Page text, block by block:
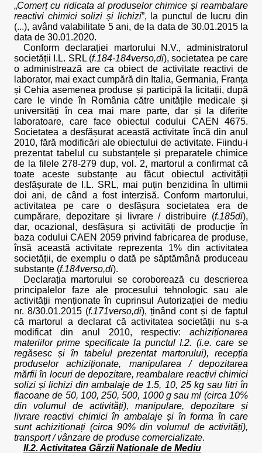
„Comerț cu ridicata al produselor chimice și reambalare
reactivi chimici solizi și lichizi”, la punctul de lucru din
(...), având valabilitate 5 ani, de la data de 30.01.2015 la
data de 30.01.2020.
Conform declarației martorului N.V., administratorul
societății I.L. SRL (f.184-184verso,di), societatea pe care
o administrează are ca obiect de activitate reactivi de
laborator, mai exact cumpără din Italia, Germania, Franța
și Cehia asemenea produse și participă la licitații, după
care le vinde în România către unitățile medicale și
universități în cea mai mare parte, dar și la diferite
laboratoare, care face obiectul codului CAEN 4675.
Societatea a desfășurat această activitate încă din anul
2010, fără modificări ale obiectului de activitate. Fiindu-i
prezentat tabelul cu substanțele și preparatele chimice
de la filele 278-279 dup, vol. 2, martorul a confirmat că
toate aceste substanțe au făcut obiectul activității
desfășurate de I.L. SRL, mai puțin benzidina în ultimii
doi ani, de când a fost interzisă. Conform martorului,
activitatea pe care o desfășura societatea era de
cumpărare, depozitare și livrare / distribuire (f.185di),
dar, ocazional, desfășura și activități de producție în
baza codului CAEN 2059 privind fabricarea de produse,
însă această activitate reprezenta 1% din activitatea
societății, de exemplu o dată pe săptămână produceau
substanțe (f.184verso,di).
Declarația martorului se coroborează cu descrierea
principalelor faze ale procesului tehnologic sau ale
activității menționate în cuprinsul Autorizației de mediu
nr. 8/30.01.2015 (f.171verso,di), ținând cont și de faptul
că martorul a declarat că activitatea societății nu s-a
modificat din anul 2010, respectiv: achiziționarea
materiilor prime specificate la punctul I.2. (i.e. care se
regăsesc și în tabelul prezentat martorului), recepția
produselor achiziționate, manipularea / depozitarea
mărfii în locuri de depozitare, reambalare reactivi chimici
solizi și lichizi din ambalaje de 1.5, 10, 25 kg sau litri în
flacoane de 50, 100, 250, 500, 1000 g sau ml (circa 10%
din volumul de activități), manipulare, depozitare și
livrare reactivi chimici în ambalaje și în forma în care
sunt achiziționați (circa 90% din volumul de activități),
transport / vânzare de produse comercializate.
II.2. Activitatea Gărzii Naționale de Mediu